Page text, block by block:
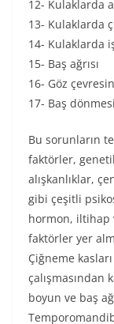
12- Kulaklarda
13- Kulaklarda
14- Kulaklarda
15- Baş ağrısı
16- Göz
17- Baş dönmesi
Bu sorunların
faktörler,
alışkanlıklar,
gibi çeşitli
hormon, iltihap
faktörler yer
Çiğneme
çalışmasından
boyun ve baş